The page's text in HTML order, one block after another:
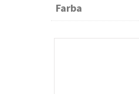
Farba